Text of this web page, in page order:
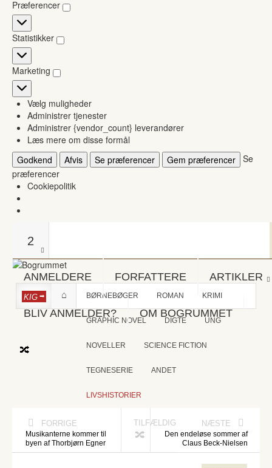
Præferencer
Præferencer
Statistikker
Statistikker
Marketing
Marketing
Vælg muligheder
Administrer tjenester
Administrer {vendor_count} leverandører
Læs mere om disse formål
Godkend
Afvis Se præferencer Gem præferencer Se
præferencer
Cookiepolitik
2
ANMELDERE FORFATTERE ARTIKLER
BLIV ANMELDER? OM BOGRUMMET
KIG BØRNEBØGER ROMAN KRIMI
GRAPHIC NOVEL DIGTE UNG
NOVELLER SCIENCE FICTION
TEGNESERIE ANDET
LIVSHISTORIER
FORRIGE
Musikanterne kommer til
byen af Thorbjørn Egner
TILFÆLDIG NÆSTE
Den endeløse sommer af
Claus Beck-Nielsen